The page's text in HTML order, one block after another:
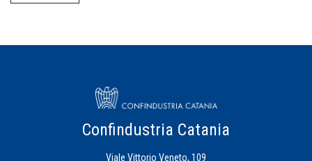
Confindustria Catania
Viale Vittorio Veneto, 109